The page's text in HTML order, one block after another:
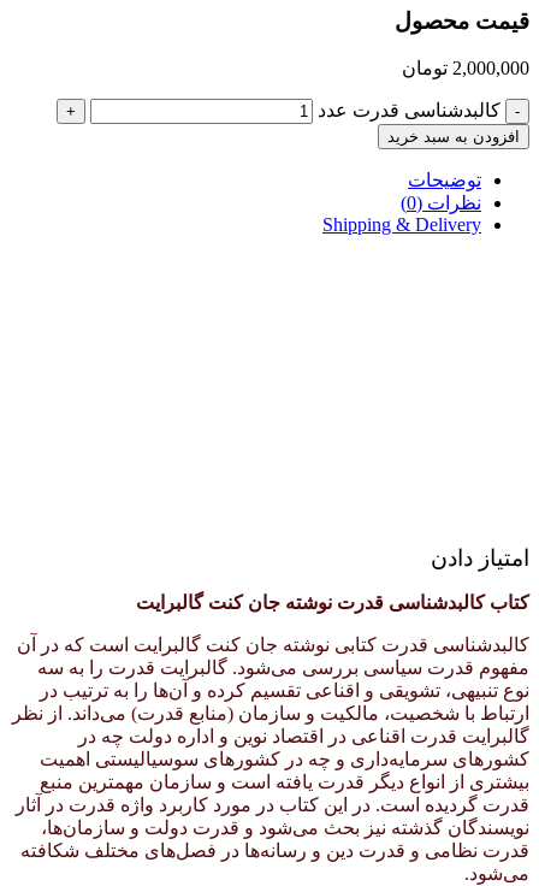
قیمت محصول
2,000,000 تومان
- کالبدشناسی قدرت عدد
+
افزودن به سبد خرید
توضیحات
نظرات (0)
Shipping & Delivery
امتیاز دادن
کتاب کالبدشناسی قدرت نوشته جان کنت گالبرایت
کالبدشناسی قدرت کتابی نوشته جان کنت گالبرایت است که در آن
مفهوم قدرت سیاسی بررسی می‌شود. گالبرایت قدرت را به سه
نوع تنبیهی، تشویقی و اقناعی تقسیم کرده و آن‌ها را به ترتیب در
ارتباط با شخصیت، مالکیت و سازمان (منابع قدرت) می‌داند. از نظر
گالبرایت قدرت اقناعی در اقتصاد نوین و اداره دولت چه در
کشورهای سرمایه‌داری و چه در کشورهای سوسیالیستی اهمیت
بیشتری از انواع دیگر قدرت یافته است و سازمان مهمترین منبع
قدرت گردیده است. در این کتاب در مورد کاربرد واژه قدرت در آثار
نویسندگان گذشته نیز بحث می‌شود و قدرت دولت و سازمان‌ها،
قدرت نظامی و قدرت دین و رسانه‌ها در فصل‌های مختلف شکافته
می‌شود.